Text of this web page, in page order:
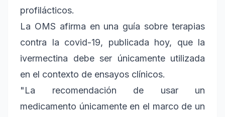
profilácticos.
La OMS afirma en una guía sobre terapias
contra la covid-19, publicada hoy, que la
ivermectina debe ser únicamente utilizada
en el contexto de ensayos clínicos.
"La recomendación de usar un
medicamento únicamente en el marco de un